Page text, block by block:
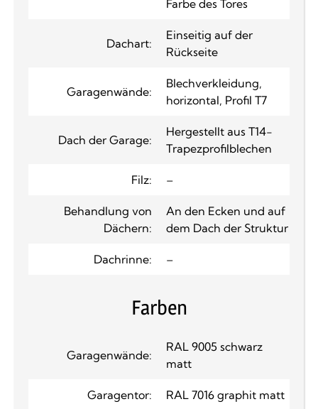
Farbe des Tores
Dachart:
Einseitig auf der
Rückseite
Garagenwände:
Blechverkleidung,
horizontal, Profil T7
Dach der Garage:
Hergestellt aus T14-
Trapezprofilblechen
Filz: –
Behandlung von
Dächern:
An den Ecken und auf
dem Dach der Struktur
Dachrinne: –
Farben
Garagenwände:
RAL 9005 schwarz
matt
Garagentor: RAL 7016 graphit matt